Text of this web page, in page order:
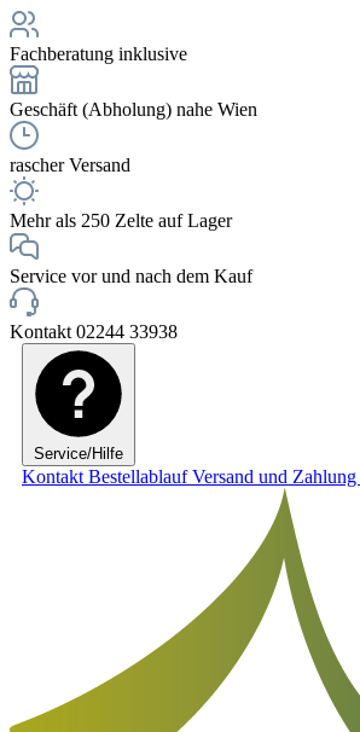
Fachberatung inklusive
Geschäft (Abholung) nahe Wien
rascher Versand
Mehr als 250 Zelte auf Lager
Service vor und nach dem Kauf
Kontakt 02244 33938
Service/Hilfe
Kontakt BestellablaufVersand und Zahlung